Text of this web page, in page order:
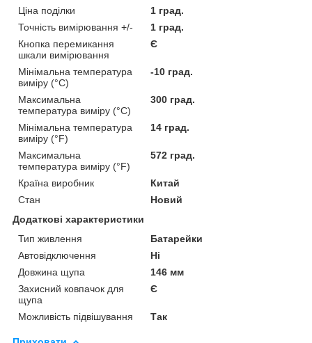
Ціна поділки
1 град.
Точність вимірювання +/-
1 град.
Кнопка перемикання
шкали вимірювання
Є
Мінімальна температура
виміру (°C)
-10 град.
Максимальна
температура виміру (°C)
300 град.
Мінімальна температура
виміру (°F)
14 град.
Максимальна
температура виміру (°F)
572 град.
Країна виробник
Китай
Стан
Новий
Додаткові характеристики
Тип живлення
Батарейки
Автовідключення
Ні
Довжина щупа
146 мм
Захисний ковпачок для
щупа
Є
Можливість підвішування Так